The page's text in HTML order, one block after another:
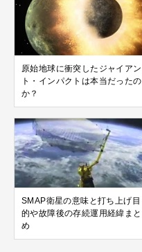
原始地球に衝突したジャイアン
ト・インパクトは本当だったの
か？
SMAP衛星の意味と打ち上げ目
的や故障後の存続運用経緯まと
め